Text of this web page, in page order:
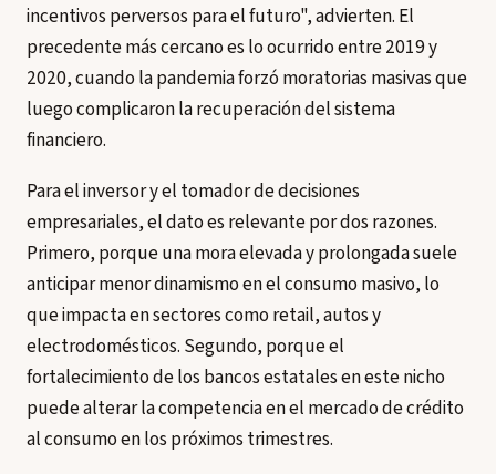
incentivos perversos para el futuro", advierten. El
precedente más cercano es lo ocurrido entre 2019 y
2020, cuando la pandemia forzó moratorias masivas que
luego complicaron la recuperación del sistema
financiero.
Para el inversor y el tomador de decisiones
empresariales, el dato es relevante por dos razones.
Primero, porque una mora elevada y prolongada suele
anticipar menor dinamismo en el consumo masivo, lo
que impacta en sectores como retail, autos y
electrodomésticos. Segundo, porque el
fortalecimiento de los bancos estatales en este nicho
puede alterar la competencia en el mercado de crédito
al consumo en los próximos trimestres.